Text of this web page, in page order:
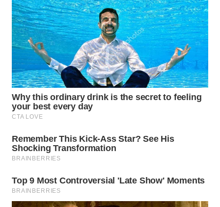
SUMEDANG
WN
CIANJUR
WN
KEPULAUAN
SERIBU
WN
WN
WN
CIREBON